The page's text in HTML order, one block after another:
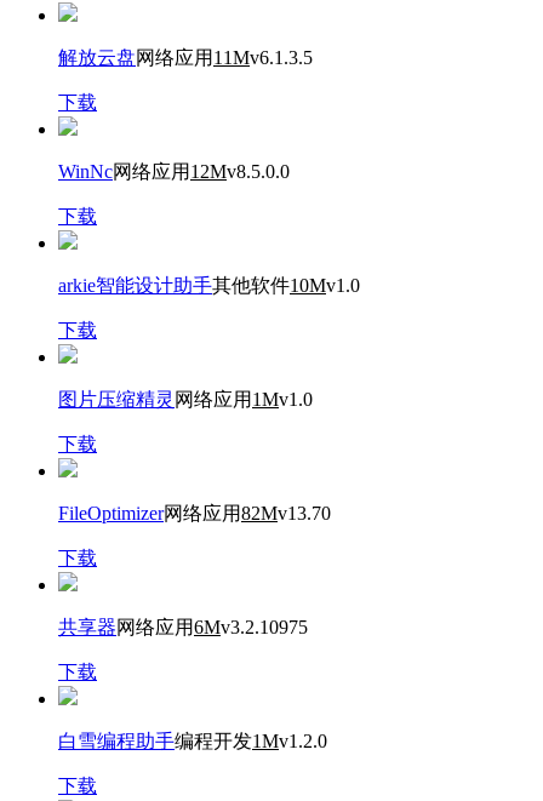
解放云盘网络应用 11Mv6.1.3.5
下载
WinNc网络应用 12Mv8.5.0.0
下载
arkie智能设计助手其他软件10Mv1.0
下载
图片压缩精灵 网络应用 1Mv1.0
下载
FileOptimizer网络应用82Mv13.70
下载
共享器网络应用6Mv3.2.10975
下载
白雪编程助手编程开发1Mv1.2.0
下载